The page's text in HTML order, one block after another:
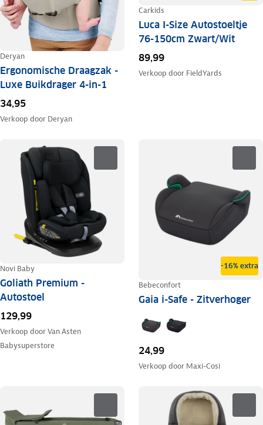
Deryan
Ergonomische Draagzak -
Luxe Buikdrager 4-in-1
34,95
Verkoop door Deryan
Carkids
Luca I-Size Autostoeltje
76-150cm Zwart/Wit
89,99
Verkoop door FieldYards
Novi Baby
Goliath Premium -
Autostoel
129,99
Verkoop doorVan Asten
Babysuperstore
-16% extra
Bebeconfort
Gaia i-Safe - Zitverhoger
24,99
Verkoop door Maxi-Cosi